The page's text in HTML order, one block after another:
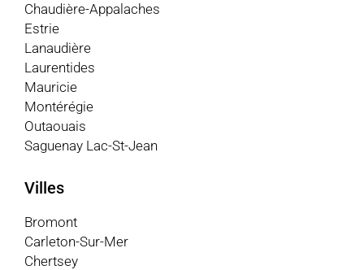
Chaudière-Appalaches
Estrie
Lanaudière
Laurentides
Mauricie
Montérégie
Outaouais
Saguenay Lac-St-Jean
Villes
Bromont
Carleton-Sur-Mer
Chertsey